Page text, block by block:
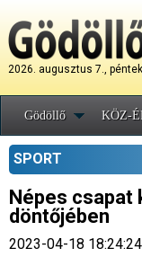
2026. augusztus 7.,
Gödöllő KÖZ-
SPORT
Népes csapat
döntőjében
2023-04-18 18:24:24